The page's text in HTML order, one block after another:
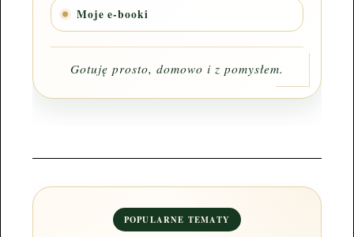
Moje e-booki
Gotuję prosto, domowo i z pomysłem.
POPULARNE TEMATY